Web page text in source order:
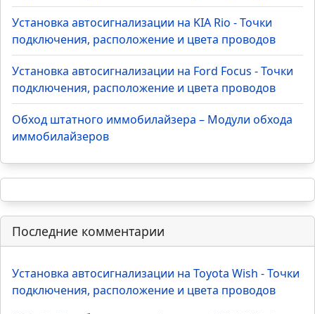
Установка автосигнализации на KIA Rio - Точки
подключения, расположение и цвета проводов
Установка автосигнализации на Ford Focus - Точки
подключения, расположение и цвета проводов
Обход штатного иммобилайзера – Модули обхода
иммобилайзеров
Последние комментарии
Установка автосигнализации на Toyota Wish - Точки
подключения, расположение и цвета проводов